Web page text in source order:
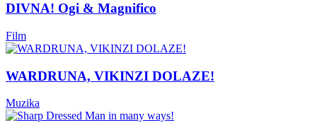
DIVNA! Ogi & Magnifico
Film
WARDRUNA, VIKINZI DOLAZE!
Muzika